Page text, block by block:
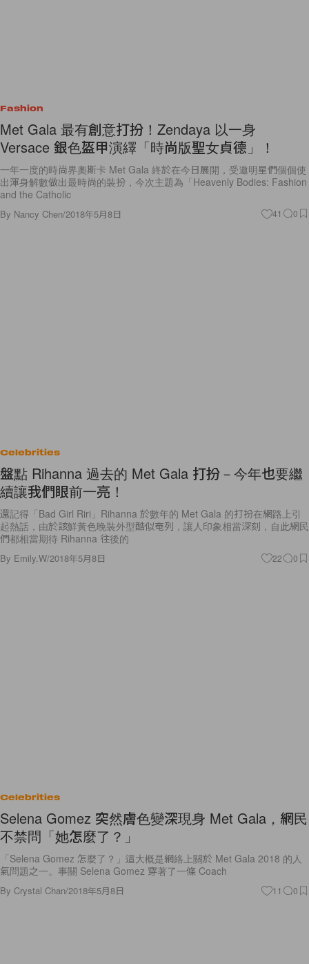
Fashion
Met Gala 最有創意打扮！Zendaya 以一身
Versace 銀色盔甲演繹「時尚版聖女貞德」！
一年一度的時尚界奧斯卡 Met Gala 終於在今日展開，受邀明星們個個使
出渾身解數做出最時尚的裝扮，今次主題為「Heavenly Bodies: Fashion
and the Catholic
By Nancy Chen/2018年5月8日 41 0
Celebrities
盤點 Rihanna 過去的 Met Gala 打扮－今年也要繼
續讓我們眼前一亮！
還記得「Bad Girl Riri」Rihanna 於數年的 Met Gala 的打扮在網路上引
起熱話，由於該鮮黃色晚裝外型酷似奄列，讓人印象相當深刻，自此網民
們都相當期待 Rihanna 往後的
By Emily.W/2018年5月8日 22 0
Celebrities
Selena Gomez 突然膚色變深現身 Met Gala，網民
不禁問「她怎麼了？」
「Selena Gomez 怎麼了？」這大概是網絡上關於 Met Gala 2018 的人
氣問題之一。事關 Selena Gomez 穿著了一條 Coach
By Crystal Chan/2018年5月8日 11 0